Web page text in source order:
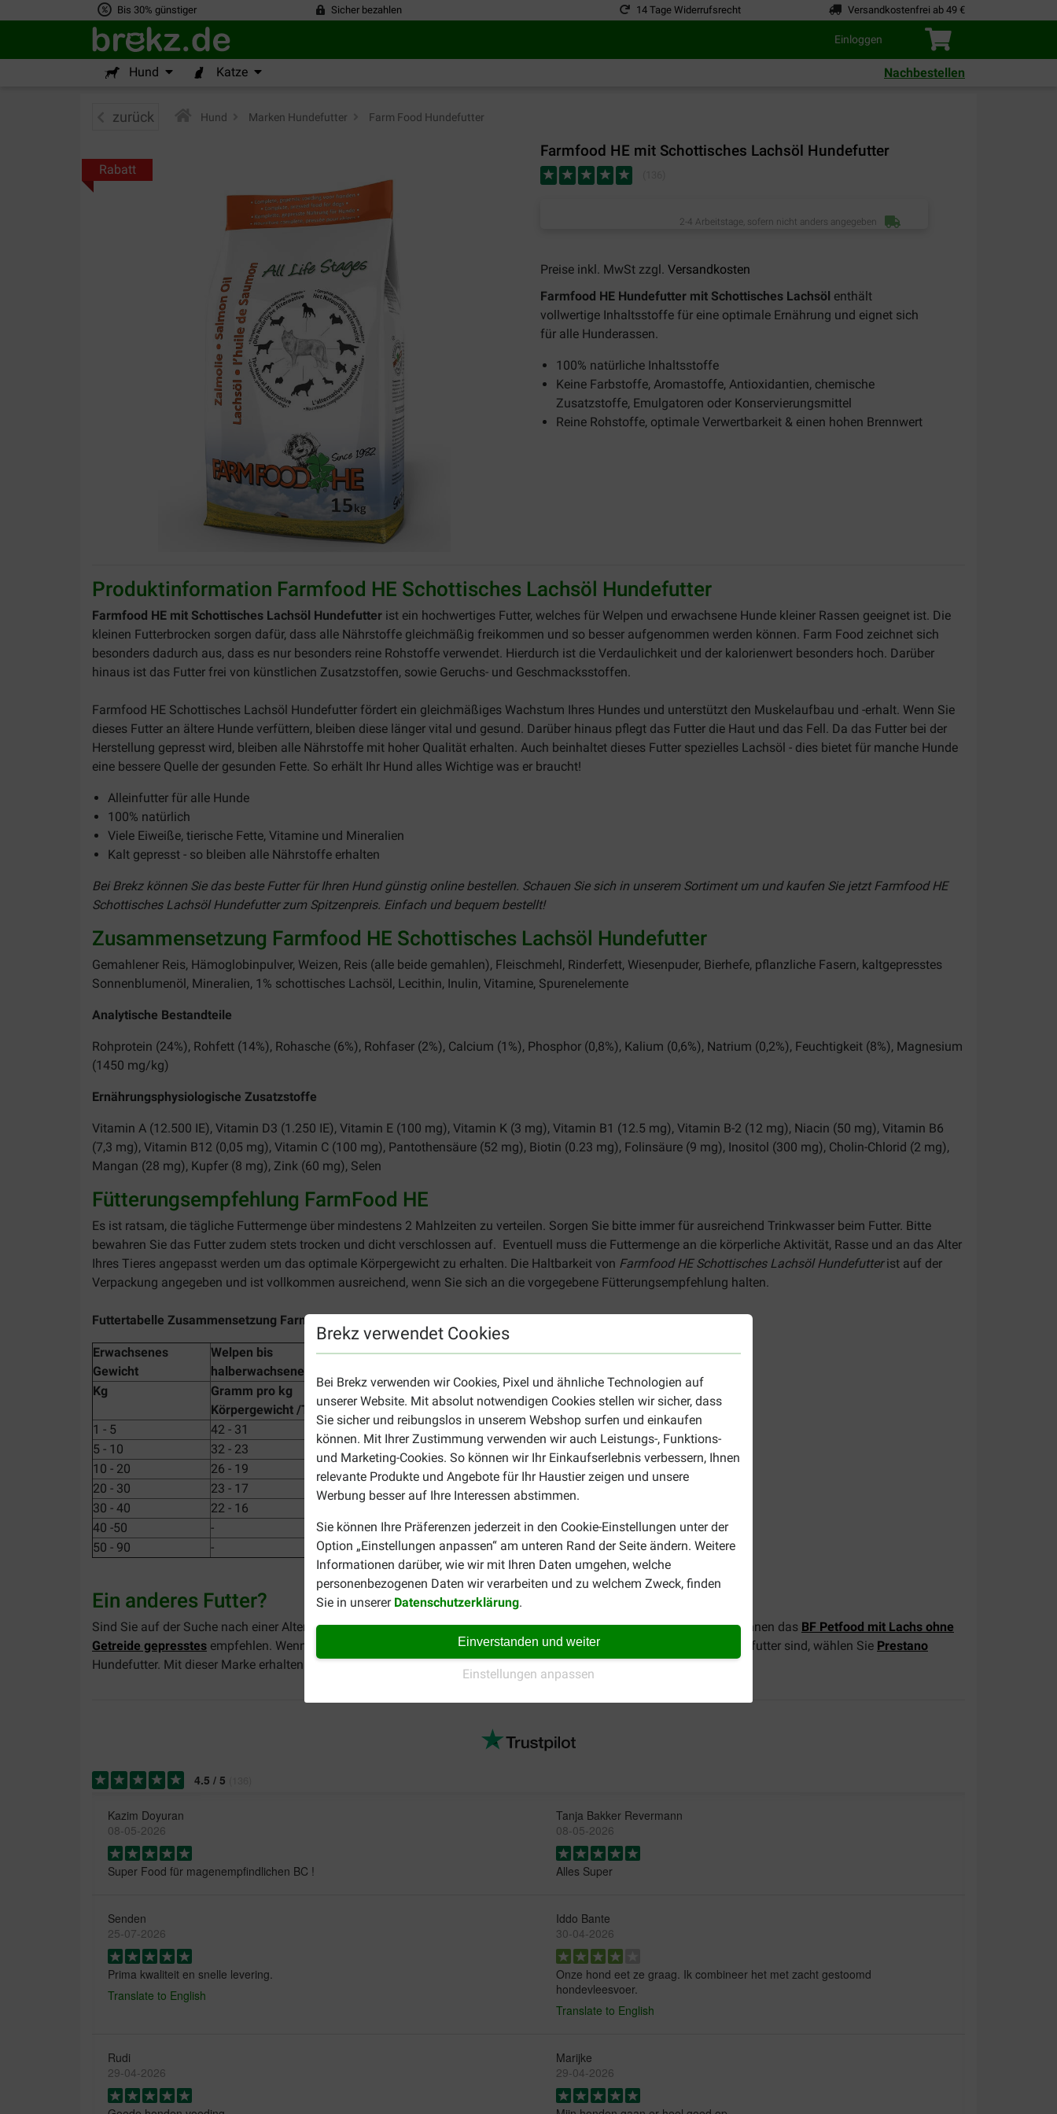
Bis 30% günstiger Sicher bezahlen 14 Tage Widerrufsrecht Versandkostenfrei ab 49 €
Einloggen
Hund Katze Nachbestellen
Brekz verwendet Cookies
Bei Brekz verwenden wir Cookies, Pixel und ähnliche Technologien auf
unserer Website. Mit absolut notwendigen Cookies stellen wir sicher, dass
Sie sicher und reibungslos in unserem Webshop surfen und einkaufen
können. Mit Ihrer Zustimmung verwenden wir auch Leistungs-, Funktions-
und Marketing-Cookies. So können wir Ihr Einkaufserlebnis verbessern, Ihnen
relevante Produkte und Angebote für Ihr Haustier zeigen und unsere
Werbung besser auf Ihre Interessen abstimmen.
Sie können Ihre Präferenzen jederzeit in den Cookie-Einstellungen unter der
Option „Einstellungen anpassen“ am unteren Rand der Seite ändern. Weitere
Informationen darüber, wie wir mit Ihren Daten umgehen, welche
personenbezogenen Daten wir verarbeiten und zu welchem Zweck, finden
Sie in unserer Datenschutzerklärung.
Einverstanden und weiter
Einstellungen anpassen
zurück Hund Marken Hundefutter Farm Food Hundefutter
Farmfood HE mit Schottisches Lachsöl Hundefutter
Rabatt
2-4 Arbeitstage, sofern nicht anders angegeben
Preise inkl. MwSt zzgl. Versandkosten
Farmfood HE Hundefutter mit Schottisches Lachsöl enthält
vollwertige Inhaltsstoffe für eine optimale Ernährung und eignet sich
für alle Hunderassen.
100% natürliche Inhaltsstoffe
Keine Farbstoffe, Aromastoffe, Antioxidantien, chemische
Zusatzstoffe, Emulgatoren oder Konservierungsmittel
Reine Rohstoffe, optimale Verwertbarkeit & einen hohen Brennwert
Produktinformation Farmfood HE Schottisches Lachsöl Hundefutter
Farmfood HE mit Schottisches Lachsöl Hundefutter ist ein hochwertiges Futter, welches für Welpen und erwachsene Hunde kleiner Rassen geeignet ist. Die
kleinen Futterbrocken sorgen dafür, dass alle Nährstoffe gleichmäßig freikommen und so besser aufgenommen werden können. Farm Food zeichnet sich
besonders dadurch aus, dass es nur besonders reine Rohstoffe verwendet. Hierdurch ist die Verdaulichkeit und der kalorienwert besonders hoch. Darüber
hinaus ist das Futter frei von künstlichen Zusatzstoffen, sowie Geruchs- und Geschmacksstoffen.
Farmfood HE Schottisches Lachsöl Hundefutter fördert ein gleichmäßiges Wachstum Ihres Hundes und unterstützt den Muskelaufbau und -erhalt. Wenn Sie
dieses Futter an ältere Hunde verfüttern, bleiben diese länger vital und gesund. Darüber hinaus pflegt das Futter die Haut und das Fell. Da das Futter bei der
Herstellung gepresst wird, bleiben alle Nährstoffe mit hoher Qualität erhalten. Auch beinhaltet dieses Futter spezielles Lachsöl - dies bietet für manche Hunde
eine bessere Quelle der gesunden Fette. So erhält Ihr Hund alles Wichtige was er braucht!
Alleinfutter für alle Hunde
100% natürlich
Viele Eiweiße, tierische Fette, Vitamine und Mineralien
Kalt gepresst - so bleiben alle Nährstoffe erhalten
Bei Brekz können Sie das beste Futter für Ihren Hund günstig online bestellen. Schauen Sie sich in unserem Sortiment um und kaufen Sie jetztFarmfood HE
Schottisches Lachsöl Hundefutterzum Spitzenpreis. Einfach und bequem bestellt!
Zusammensetzung Farmfood HE Schottisches Lachsöl Hundefutter
Gemahlener Reis, Hämoglobinpulver, Weizen, Reis (alle beide gemahlen), Fleischmehl, Rinderfett, Wiesenpuder, Bierhefe, pflanzliche Fasern, kaltgepresstes
Sonnenblumenöl, Mineralien, 1% schottisches Lachsöl, Lecithin, Inulin, Vitamine, Spurenelemente
Analytische Bestandteile
Rohprotein (24%), Rohfett (14%), Rohasche (6%), Rohfaser (2%), Calcium (1%), Phosphor (0,8%), Kalium (0,6%), Natrium (0,2%), Feuchtigkeit (8%), Magnesium
(1450 mg/kg)
Ernährungsphysiologische Zusatzstoffe
Vitamin A (12.500 IE), Vitamin D3 (1.250 IE), Vitamin E (100 mg), Vitamin K (3 mg), Vitamin B1 (12.5 mg), Vitamin B-2 (12 mg), Niacin (50 mg), Vitamin B6
(7,3 mg), Vitamin B12 (0,05 mg), Vitamin C (100 mg), Pantothensäure (52 mg), Biotin (0.23 mg), Folinsäure (9 mg), Inositol (300 mg), Cholin-Chlorid (2 mg),
Mangan (28 mg), Kupfer (8 mg), Zink (60 mg), Selen
Fütterungsempfehlung FarmFood HE
Es ist ratsam, die tägliche Futtermenge über mindestens 2 Mahlzeiten zu verteilen. Sorgen Sie bitte immer für ausreichend Trinkwasser beim Futter. Bitte
bewahren Sie das Futter zudem stets trocken und dicht verschlossen auf. ​Eventuell muss die Futtermenge an die körperliche Aktivität, Rasse und an das Alter
Ihres Tieres angepasst werden um das optimale Körpergewicht zu erhalten. Die Haltbarkeit von Farmfood HE Schottisches Lachsöl Hundefutterist auf der
Verpackung angegeben und ist vollkommen ausreichend, wenn Sie sich an die vorgegebene Fütterungsempfehlung halten.
Futtertabelle Zusammensetzung Farmfood HE Schottisches Lachsöl Hundefutter
Erwachsenes
Gewicht
Welpen bis
halberwachsene Hunde
Halberwachsene bis
Erwachsene Hunde
Kg
Gramm pro kg
Körpergewicht /Tag
Gramm pro kg
Körpergewicht /Tag
Gramm pro kg
Körpergewicht /Tag
1 - 5
42 - 31 31 - 20
20
5 - 10
32 - 23 23 - 15
15
10 - 20
26 - 19 19 - 12
12
20 - 30
23 - 17 17 - 11
30 - 40
22 - 16 16 - 10
40 -50
- 15 - 9
9
50 - 90
- - 8
Ein anderes Futter?
Sind Sie auf der Suche nach einer Alternative zu Farmfood Mini HE Schottisches Lachsöl Hundefutter? So können wir Ihnen das BF Petfood mit Lachs ohne
Getreide gepresstes empfehlen. Wenn Sie auf der Suche nach einer preiswerteren Alternative zu kaltgepresstem Hundefutter sind, wählen Sie Prestano
Hundefutter. Mit dieser Marke erhalten Sie zu einem guten Preis.
4.5 / 5
Kazim Doyuran
08-05-2026
Super Food für magenempfindlichen BC !
Tanja Bakker Revermann
08-05-2026
Alles Super
Senden
25-07-2026
Prima kwaliteit en snelle levering.
Translate to English
Iddo Bante
30-04-2026
Onze hond eet ze graag. Ik combineer het met zacht gestoomd
hondevleesvoer.
Translate to English
Rudi
29-04-2026
Marijke
29-04-2026